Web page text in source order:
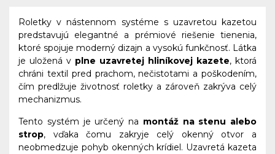
Roletky v nástennom systéme s uzavretou kazetou
predstavujú elegantné a prémiové riešenie tienenia,
ktoré spojuje moderný dizajn a vysokú funkčnosť. Látka
je uložená v plne uzavretej hliníkovej kazete, ktorá
chráni textil pred prachom, nečistotami a poškodením,
čím predlžuje životnosť roletky a zároveň zakrýva celý
mechanizmus.
Tento systém je určený na montáž na stenu alebo
strop, vďaka čomu zakryje celý okenný otvor a
neobmedzuje pohyb okenných krídiel. Uzavretá kazeta